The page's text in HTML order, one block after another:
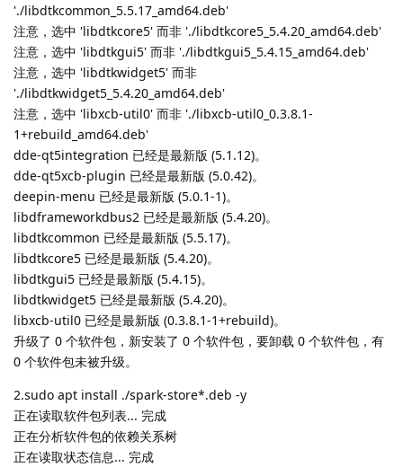
'./libdtkcommon_5.5.17_amd64.deb'
注意，选中 'libdtkcore5' 而非 './libdtkcore5_5.4.20_amd64.deb'
注意，选中 'libdtkgui5' 而非 './libdtkgui5_5.4.15_amd64.deb'
注意，选中 'libdtkwidget5' 而非
'./libdtkwidget5_5.4.20_amd64.deb'
注意，选中 'libxcb-util0' 而非 './libxcb-util0_0.3.8.1-
1+rebuild_amd64.deb'
dde-qt5integration 已经是最新版 (5.1.12)。
dde-qt5xcb-plugin 已经是最新版 (5.0.42)。
deepin-menu 已经是最新版 (5.0.1-1)。
libdframeworkdbus2 已经是最新版 (5.4.20)。
libdtkcommon 已经是最新版 (5.5.17)。
libdtkcore5 已经是最新版 (5.4.20)。
libdtkgui5 已经是最新版 (5.4.15)。
libdtkwidget5 已经是最新版 (5.4.20)。
libxcb-util0 已经是最新版 (0.3.8.1-1+rebuild)。
升级了 0 个软件包，新安装了 0 个软件包，要卸载 0 个软件包，有
0 个软件包未被升级。
2.sudo apt install ./spark-store*.deb -y
正在读取软件包列表... 完成
正在分析软件包的依赖关系树
正在读取状态信息... 完成